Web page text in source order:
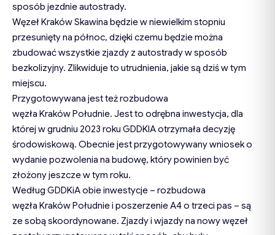
sposób jezdnie autostrady.
Węzeł Kraków Skawina będzie w niewielkim stopniu
przesunięty na północ, dzięki czemu będzie można
zbudować wszystkie zjazdy z autostrady w sposób
bezkolizyjny. Zlikwiduje to utrudnienia, jakie są dziś w tym
miejscu.
Przygotowywana jest też rozbudowa
węzła Kraków Południe. Jest to odrębna inwestycja, dla
której w grudniu 2023 roku GDDKIA otrzymała decyzję
środowiskową. Obecnie jest przygotowywany wniosek o
wydanie pozwolenia na budowę, który powinien być
złożony jeszcze w tym roku.
Według GDDKiA obie inwestycje – rozbudowa
węzła Kraków Południe i poszerzenie A4 o trzeci pas – są
ze sobą skoordynowane. Zjazdy i wjazdy na nowy węzeł